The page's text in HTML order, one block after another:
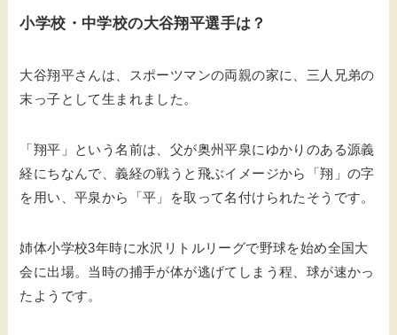
小学校・中学校の大谷翔平選手は？
大谷翔平さんは、スポーツマンの両親の家に、三人兄弟の
末っ子として生まれました。
「翔平」という名前は、父が奥州平泉にゆかりのある源義
経にちなんで、義経の戦うと飛ぶイメージから「翔」の字
を用い、平泉から「平」を取って名付けられたそうです。
姉体小学校3年時に水沢リトルリーグで野球を始め全国大
会に出場。当時の捕手が体が逃げてしまう程、球が速かっ
たようです。